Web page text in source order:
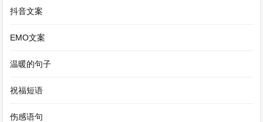
在人际交往中遭遇挫折后学会更好地与人相处？在
阐述挫折是成长的基石这一观点。
生文字表达能力的检验，更是对他们思维能力、社
会洞察力以及文化素养的全面考察。
抖音文案
EMO文案
温暖的句子
祝福短语
伤感语句